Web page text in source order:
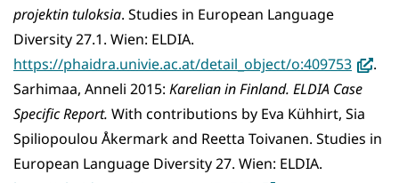
projektin tuloksia. Studies in European Language
Diversity 27.1. Wien: ELDIA.
https://phaidra.univie.ac.at/detail_object/o:409753
uuteen
siirryt
.
Sarhimaa, Anneli 2015: Karelian in Finland. ELDIA Case
Specific Report. With contributions by Eva Kühhirt, Sia
Spiliopoulou Åkermark and Reetta Toivanen. Studies in
European Language Diversity 27. Wien: ELDIA.